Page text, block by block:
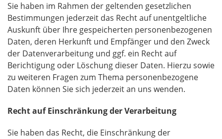
Sie haben im Rahmen der geltenden gesetzlichen
Bestimmungen jederzeit das Recht auf unentgeltliche
Auskunft über Ihre gespeicherten personenbezogenen
Daten, deren Herkunft und Empfänger und den Zweck
der Datenverarbeitung und ggf. ein Recht auf
Berichtigung oder Löschung dieser Daten. Hierzu sowie
zu weiteren Fragen zum Thema personenbezogene
Daten können Sie sich jederzeit an uns wenden.
Recht auf Einschränkung der Verarbeitung
Sie haben das Recht, die Einschränkung der